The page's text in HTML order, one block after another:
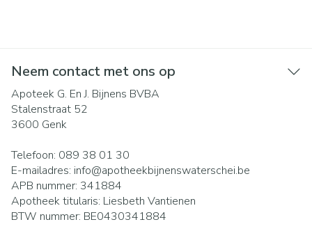
Neem contact met ons op
Apoteek G. En J. Bijnens BVBA
Stalenstraat 52
3600 Genk
Telefoon: 089 38 01 30
E-mailadres: info@apotheekbijnenswaterschei.be
APB nummer: 341884
Apotheek titularis: Liesbeth Vantienen
BTW nummer: BE0430341884